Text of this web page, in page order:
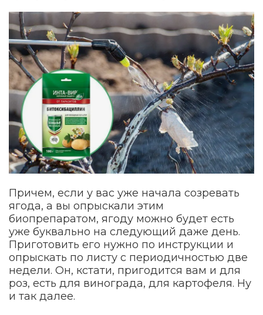
Причем, если у вас уже начала созревать
ягода, а вы опрыскали этим
биопрепаратом, ягоду можно будет есть
уже буквально на следующий даже день.
Приготовить его нужно по инструкции и
опрыскать по листу с периодичностью две
недели. Он, кстати, пригодится вам и для
роз, есть для винограда, для картофеля. Ну
и так далее.